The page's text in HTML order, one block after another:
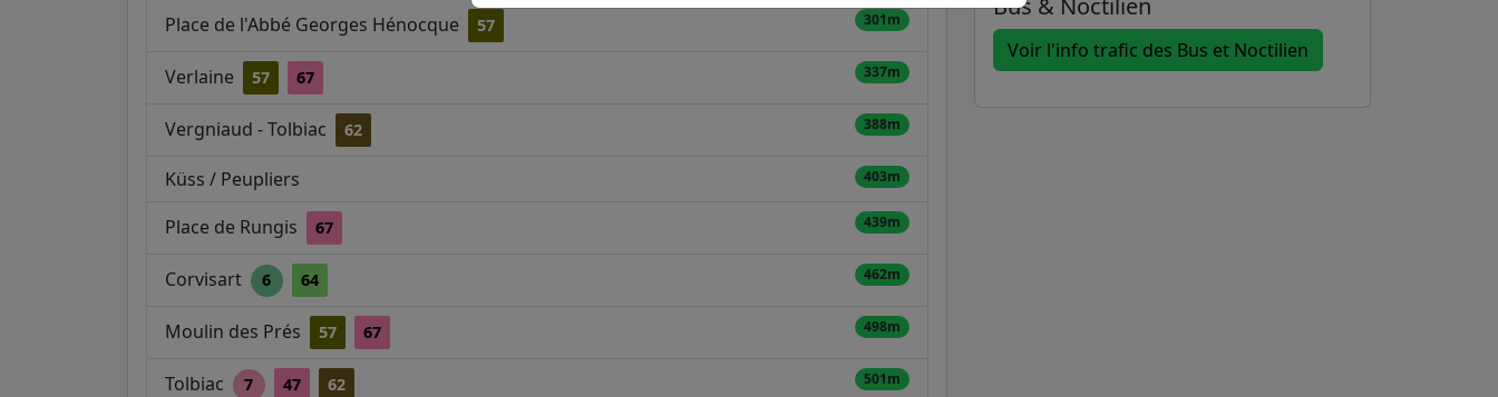
Place de l'Abbé Georges Hénocque 57 301m
Verlaine 57 67 337m
Vergniaud - Tolbiac 62 388m
Küss / Peupliers 403m
Place de Rungis 67 439m
Corvisart 6 64 462m
Moulin des Prés 57 67 498m
Tolbiac 7 47 62 501m
Bus & Noctilien
Voir l'info trafic des Bus et Noctilien